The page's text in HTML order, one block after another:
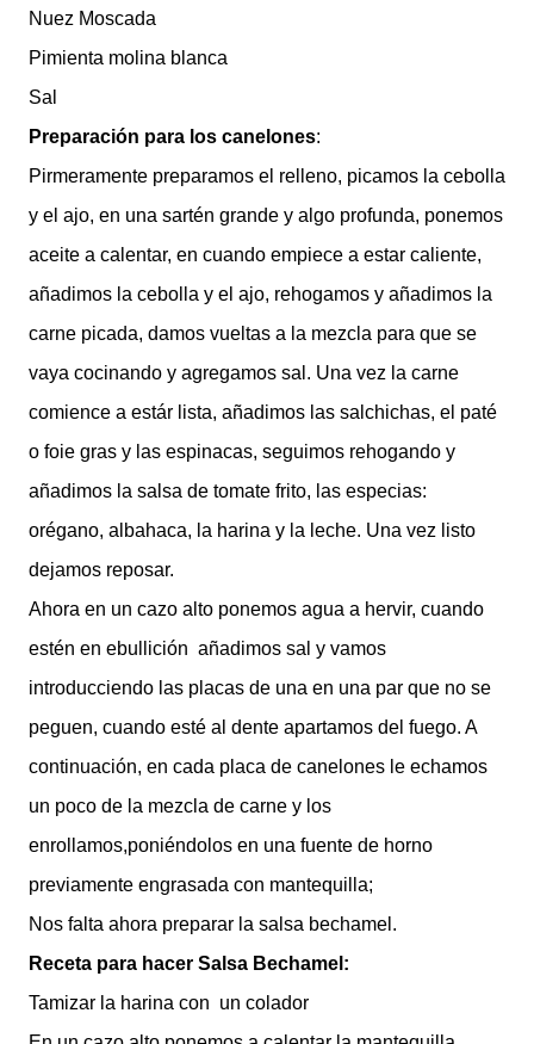
Nuez Moscada
Pimienta molina blanca
Sal
Preparación para los canelones:
Pirmeramente preparamos el relleno, picamos la cebolla
y el ajo, en una sartén grande y algo profunda, ponemos
aceite a calentar, en cuando empiece a estar caliente,
añadimos la cebolla y el ajo, rehogamos y añadimos la
carne picada, damos vueltas a la mezcla para que se
vaya cocinando y agregamos sal. Una vez la carne
comience a estár lista, añadimos las salchichas, el paté
o foie gras y las espinacas, seguimos rehogando y
añadimos la salsa de tomate frito, las especias:
orégano, albahaca, la harina y la leche. Una vez listo
dejamos reposar.
Ahora en un cazo alto ponemos agua a hervir, cuando
estén en ebullición añadimos sal y vamos
introducciendo las placas de una en una par que no se
peguen, cuando esté al dente apartamos del fuego. A
continuación, en cada placa de canelones le echamos
un poco de la mezcla de carne y los
enrollamos,poniéndolos en una fuente de horno
previamente engrasada con mantequilla;
Nos falta ahora preparar la salsa bechamel.
Receta para hacer Salsa Bechamel:
Tamizar la harina con un colador